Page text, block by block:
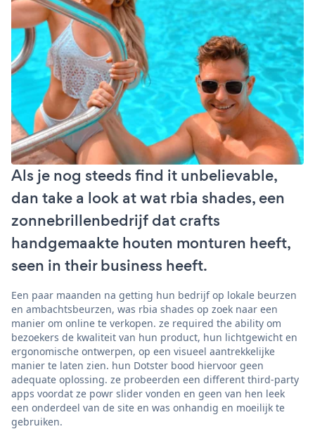
Als je nog steeds find it unbelievable,
dan take a look at wat rbia shades, een
zonnebrillenbedrijf dat crafts
handgemaakte houten monturen heeft,
seen in their business heeft.
Een paar maanden na getting hun bedrijf op lokale beurzen
en ambachtsbeurzen, was rbia shades op zoek naar een
manier om online te verkopen. ze required the ability om
bezoekers de kwaliteit van hun product, hun lichtgewicht en
ergonomische ontwerpen, op een visueel aantrekkelijke
manier te laten zien. hun Dotster bood hiervoor geen
adequate oplossing. ze probeerden een different third-party
apps voordat ze powr slider vonden en geen van hen leek
een onderdeel van de site en was onhandig en moeilijk te
gebruiken.